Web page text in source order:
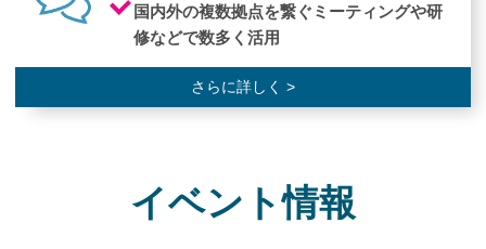
国内外の複数拠点を繋ぐ ミーティングや研
修などで数多く活用
さらに詳しく >
イベント情報